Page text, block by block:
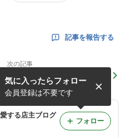
記事を報告する
次の記事
ペトロフP194Stormメンテ
ナンス＠Sala Masaka
する店主ブログ
気に入ったらフォロー
会員登録は不要です
フォロー